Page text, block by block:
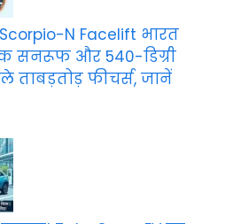
N Facelift भारत
सनरूफ और 540-डिग्री
ताबड़तोड़ फीचर्स, जानें